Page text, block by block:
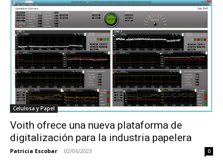
Celulosa y Papel
Voith ofrece una nueva plataforma de
digitalización para la industria papelera
Patricia Escobar - 02/06/2023 0